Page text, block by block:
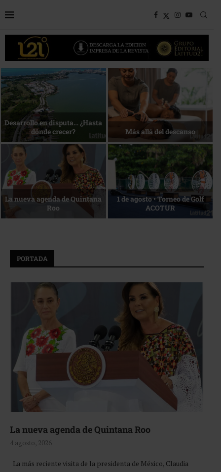
Bottega, un viaje servido a la
mesa
Energía que Impulsa la
competitividad
Reconocimiento de viajeros La esencia del servicio
PORTADA
La nueva agenda de Quintana Roo
4 agosto, 2026
La más reciente visita de la presidenta de México, Claudia